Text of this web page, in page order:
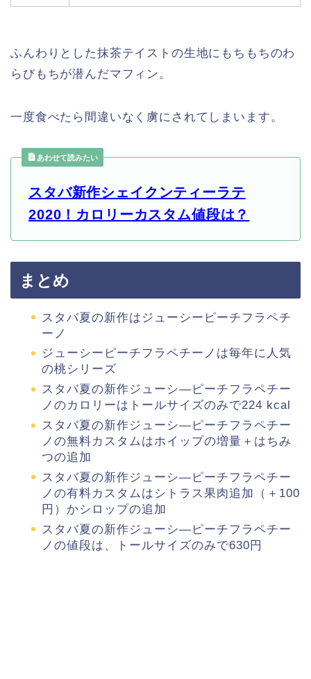
ふんわりとした抹茶テイストの生地にもちもちのわ
らびもちが潜んだマフィン。
一度食べたら間違いなく虜にされてしまいます。
あわせて読みたい
スタバ新作シェイクンティーラテ
2020！カロリーカスタム値段は？
まとめ
スタバ夏の新作はジューシーピーチフラペチ
ーノ
ジューシーピーチフラペチーノは毎年に人気
の桃シリーズ
スタバ夏の新作ジューシ―ピーチフラペチー
ノのカロリーはトールサイズのみで224 kcal
スタバ夏の新作ジューシ―ピーチフラペチー
ノの無料カスタムはホイップの増量＋はちみ
つの追加
スタバ夏の新作ジューシ―ピーチフラペチー
ノの有料カスタムはシトラス果肉追加（＋100
円）かシロップの追加
スタバ夏の新作ジューシ―ピーチフラペチー
ノの値段は、トールサイズのみで630円